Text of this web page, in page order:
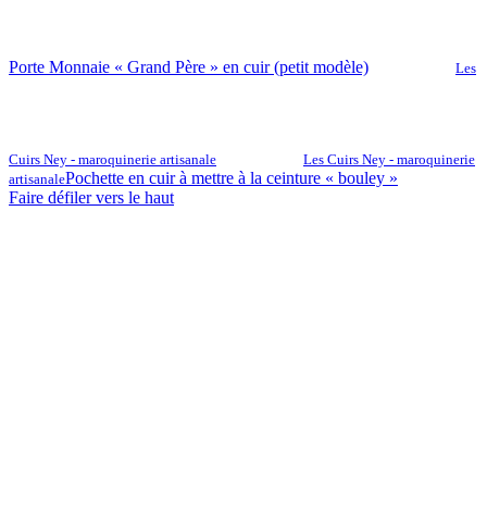
Porte Monnaie « Grand Père » en cuir (petit modèle) Les
Cuirs Ney - maroquinerie artisanale
Les Cuirs Ney - maroquinerie
artisanalePochette en cuir à mettre à la ceinture « bouley »
Faire défiler vers le haut